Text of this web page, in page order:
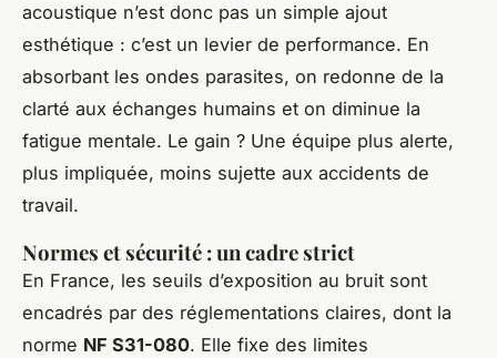
acoustique n’est donc pas un simple ajout
esthétique : c’est un levier de performance. En
absorbant les ondes parasites, on redonne de la
clarté aux échanges humains et on diminue la
fatigue mentale. Le gain ? Une équipe plus alerte,
plus impliquée, moins sujette aux accidents de
travail.
Normes et sécurité : un cadre strict
En France, les seuils d’exposition au bruit sont
encadrés par des réglementations claires, dont la
norme NF S31-080. Elle fixe des limites